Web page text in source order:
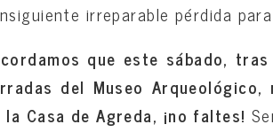
irreparable pérdida
que este sábado,
del Museo
la Casa de Agreda, ¡no faltes!